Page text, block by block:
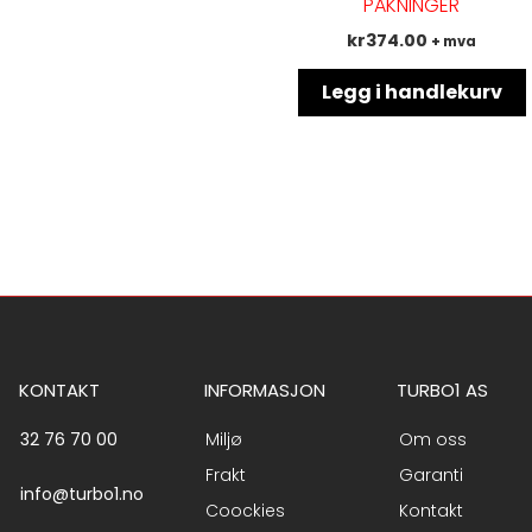
kr374.00 + mva
Legg i handlekurv
KONTAKT
32 76 70 00
info@turbo1.no
INFORMASJON
Miljø
Frakt
Coockies
TURBO1 AS
Om oss
Garanti
Kontakt